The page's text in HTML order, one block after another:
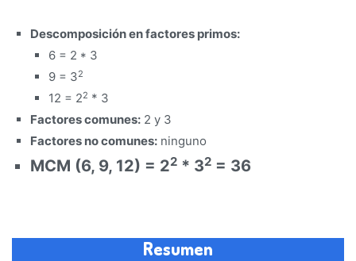
Descomposición en factores primos:
6 = 2 * 3
9 = 32
12 = 22 * 3
Factores comunes: 2 y 3
Factores no comunes: ninguno
MCM (6, 9, 12) = 22 * 32 = 36
Resumen